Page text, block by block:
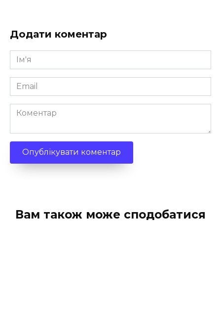
Додати коментар
Ім'я
*
Email
*
Коментар
Вам також може сподобатися